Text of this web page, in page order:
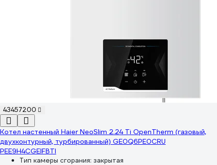
43457200
Котел настенный Haier NeoSlim 2.24 Ti OpenTherm (газовый,
двухконтурный, турбированный) GE0Q6PE0CRU
PEE9H4CGEIFBTI
Тип камеры сгорания: закрытая